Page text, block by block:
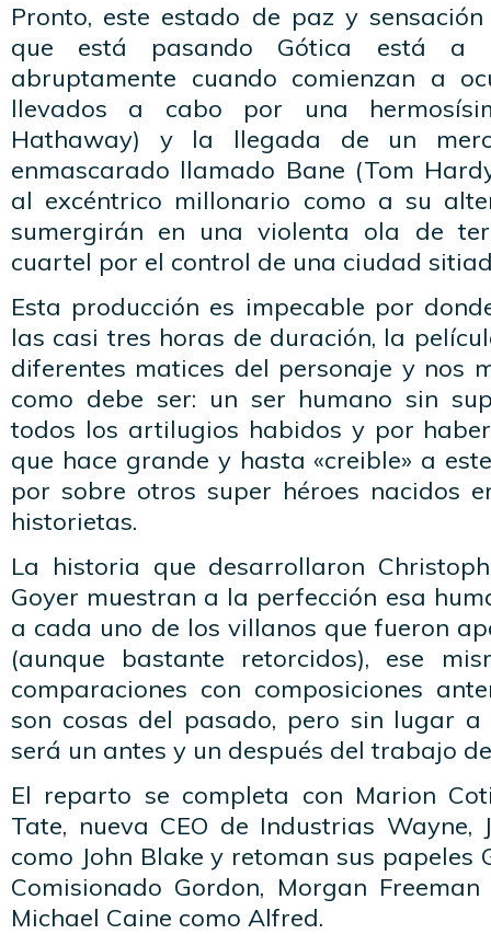
Pronto, este estado de paz y
que está pasando Gótica está a
abruptamente cuando comienzan a
llevados a cabo por una
Hathaway) y la llegada de un
enmascarado llamado Bane (Tom
al excéntrico millonario como a su
sumergirán en una violenta ola de
cuartel por el control de una ciudad
Esta producción es impecable por
las casi tres horas de duración, la
diferentes matices del personaje y nos
como debe ser: un ser humano sin
todos los artilugios habidos y por
que hace grande y hasta «creible» a
por sobre otros super héroes nacidos
historietas.
La historia que desarrollaron
Goyer muestran a la perfección esa
a cada uno de los villanos que fueron
(aunque bastante retorcidos), ese
comparaciones con composiciones
son cosas del pasado, pero sin lugar
será un antes y un después del trabajo
El reparto se completa con Marion
Tate, nueva CEO de Industrias Wayne,
como John Blake y retoman sus papeles
Comisionado Gordon, Morgan
Michael Caine como Alfred.